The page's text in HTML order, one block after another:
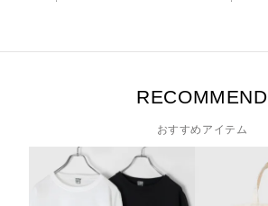
RECOMMEND
おすすめアイテム